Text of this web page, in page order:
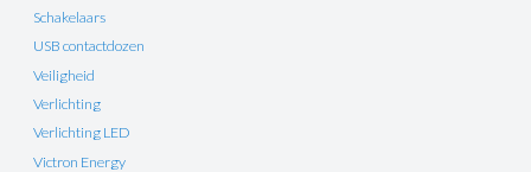
Schakelaars
USB contactdozen
Veiligheid
Verlichting
Verlichting LED
Victron Energy